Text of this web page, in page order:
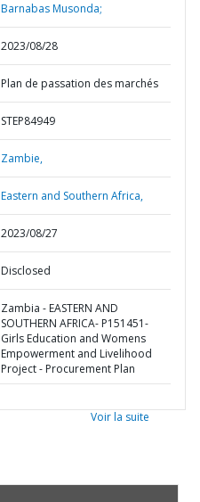
Barnabas Musonda;
2023/08/28
Plan de passation des marchés
STEP84949
Zambie,
Eastern and Southern Africa,
2023/08/27
Disclosed
Zambia - EASTERN AND
SOUTHERN AFRICA- P151451-
Girls Education and Womens
Empowerment and Livelihood
Project - Procurement Plan
Voir la suite